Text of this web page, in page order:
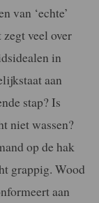
van ‘echte’
veel over
in
aan
stap? Is
niet wassen?
op de hak
grappig. Wood
aan